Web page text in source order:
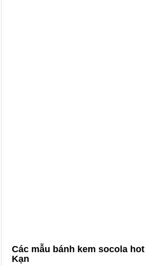
Các mẫu bánh kem socola
Kạn